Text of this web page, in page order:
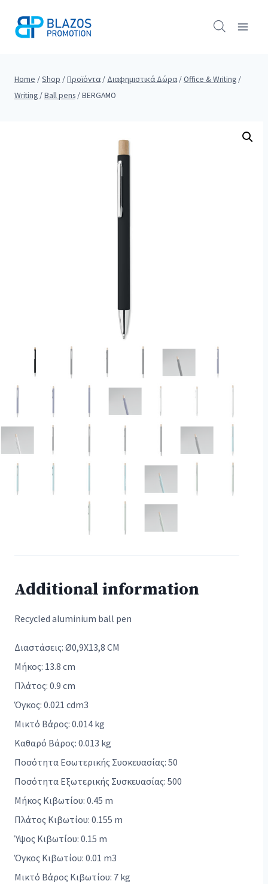
Home /Shop /Προϊόντα / Διαφημιστικά Δώρα /Office & Writing /
Writing /Ball pens /BERGAMO
Additional information
Recycled aluminium ball pen
Διαστάσεις: Ø0,9X13,8 CM
Μήκος: 13.8 cm
Πλάτος: 0.9 cm
Όγκος: 0.021 cdm3
Μικτό Βάρος: 0.014 kg
Καθαρό Βάρος: 0.013 kg
Ποσότητα Εσωτερικής Συσκευασίας: 50
Ποσότητα Εξωτερικής Συσκευασίας: 500
Μήκος Κιβωτίου: 0.45 m
Πλάτος Κιβωτίου: 0.155 m
Ύψος Κιβωτίου: 0.15 m
Όγκος Κιβωτίου: 0.01 m3
Μικτό Βάρος Κιβωτίου: 7 kg